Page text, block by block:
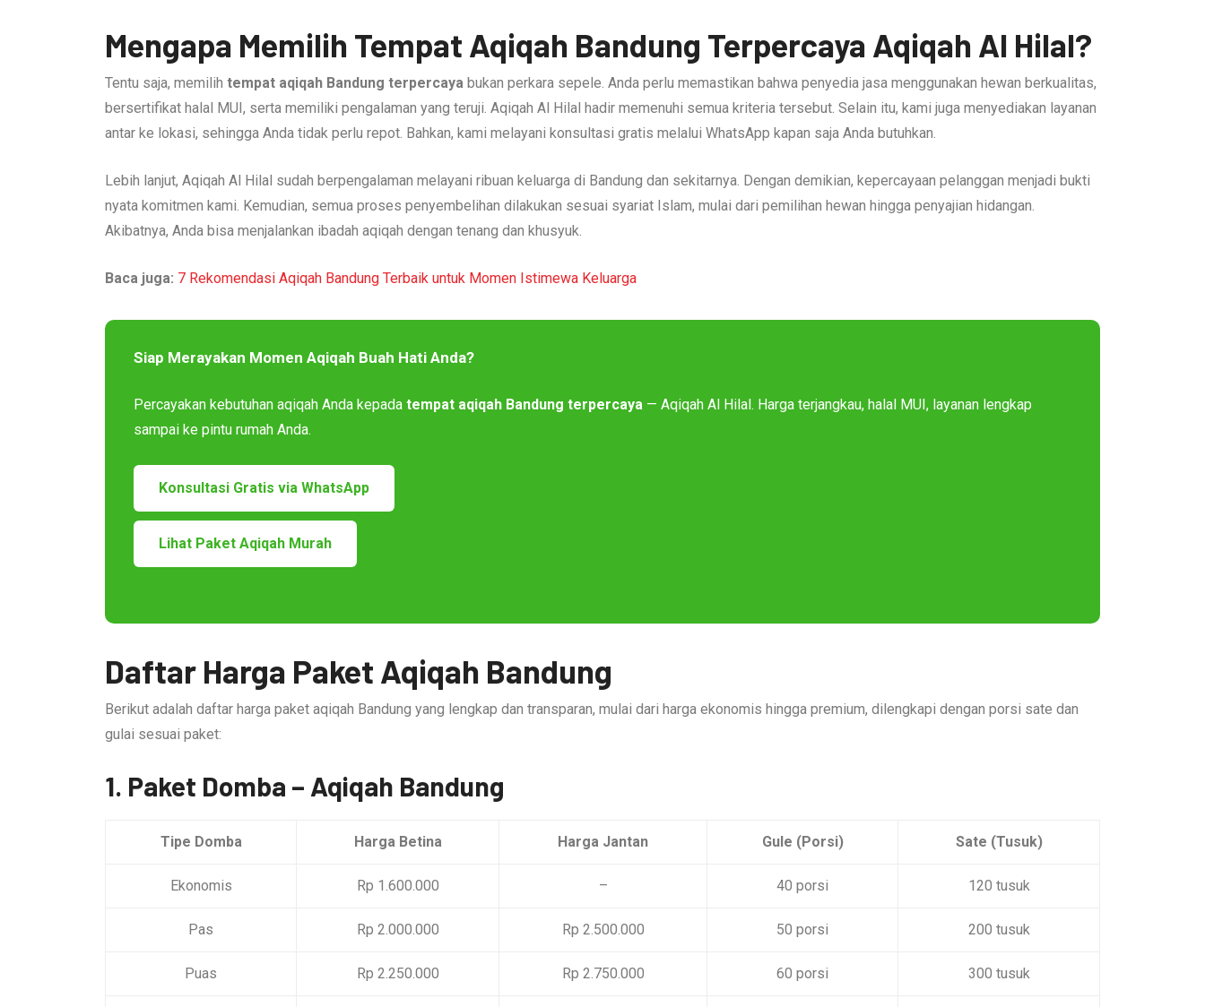
Mengapa Memilih Tempat Aqiqah Bandung Terpercaya Aqiqah Al Hilal?
Tentu saja, memilih tempat aqiqah Bandung terpercaya bukan perkara sepele. Anda perlu memastikan bahwa penyedia jasa menggunakan hewan berkualitas,
bersertifikat halal MUI, serta memiliki pengalaman yang teruji. Aqiqah Al Hilal hadir memenuhi semua kriteria tersebut. Selain itu, kami juga menyediakan layanan
antar ke lokasi, sehingga Anda tidak perlu repot. Bahkan, kami melayani konsultasi gratis melalui WhatsApp kapan saja Anda butuhkan.
Lebih lanjut, Aqiqah Al Hilal sudah berpengalaman melayani ribuan keluarga di Bandung dan sekitarnya. Dengan demikian, kepercayaan pelanggan menjadi bukti
nyata komitmen kami. Kemudian, semua proses penyembelihan dilakukan sesuai syariat Islam, mulai dari pemilihan hewan hingga penyajian hidangan.
Akibatnya, Anda bisa menjalankan ibadah aqiqah dengan tenang dan khusyuk.
Baca juga: 7 Rekomendasi Aqiqah Bandung Terbaik untuk Momen Istimewa Keluarga
Siap Merayakan Momen Aqiqah Buah Hati Anda?
Percayakan kebutuhan aqiqah Anda kepada tempat aqiqah Bandung terpercaya — Aqiqah Al Hilal. Harga terjangkau, halal MUI, layanan lengkap
sampai ke pintu rumah Anda.
Konsultasi Gratis via WhatsApp
Lihat Paket Aqiqah Murah
Daftar Harga Paket Aqiqah Bandung
Berikut adalah daftar harga paket aqiqah Bandung yang lengkap dan transparan, mulai dari harga ekonomis hingga premium, dilengkapi dengan porsi sate dan
gulai sesuai paket:
1. Paket Domba – Aqiqah Bandung
Tipe Domba Harga Betina Harga Jantan Gule (Porsi) Sate (Tusuk)
Ekonomis Rp 1.600.000 – 40 porsi 120 tusuk
Pas Rp 2.000.000 Rp 2.500.000 50 porsi 200 tusuk
Puas Rp 2.250.000 Rp 2.750.000 60 porsi 300 tusuk